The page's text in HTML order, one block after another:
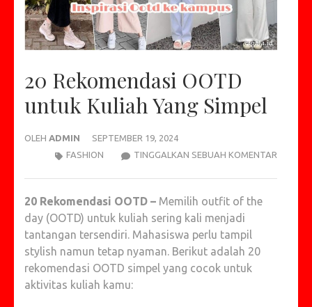
20 Rekomendasi OOTD
untuk Kuliah Yang Simpel
OLEH ADMIN
SEPTEMBER 19, 2024
TINGGALKAN SEBUAH KOMENTAR
FASHION
20 Rekomendasi OOTD – Memilih outfit of the
day (OOTD) untuk kuliah sering kali menjadi
tantangan tersendiri. Mahasiswa perlu tampil
stylish namun tetap nyaman. Berikut adalah 20
rekomendasi OOTD simpel yang cocok untuk
aktivitas kuliah kamu: